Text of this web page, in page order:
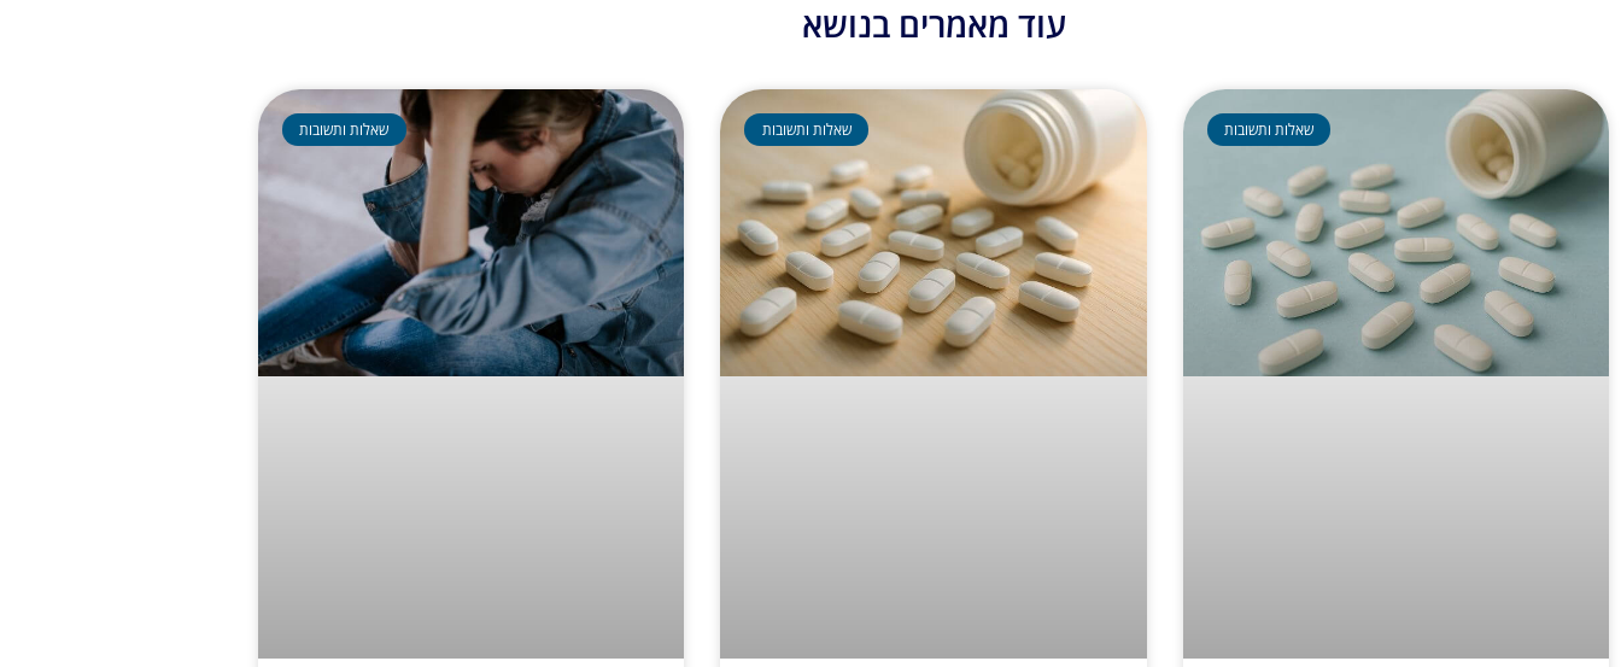
עוד מאמרים בנושא
שאלות ותשובות שאלות ותשובות שאלות ותשובות